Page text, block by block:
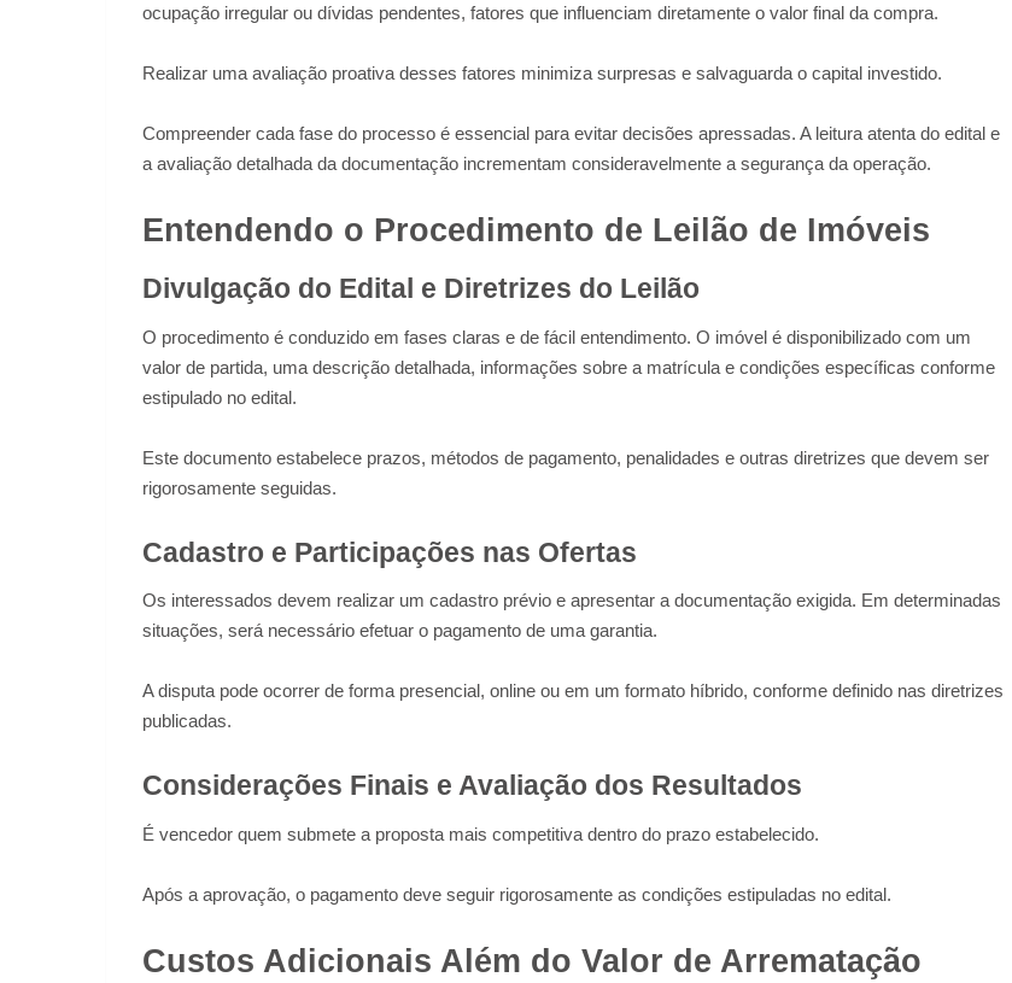
ocupação irregular ou dívidas pendentes, fatores que influenciam diretamente o valor final da compra.
Realizar uma avaliação proativa desses fatores minimiza surpresas e salvaguarda o capital investido.
Compreender cada fase do processo é essencial para evitar decisões apressadas. A leitura atenta do edital e
a avaliação detalhada da documentação incrementam consideravelmente a segurança da operação.
Entendendo o Procedimento de Leilão de Imóveis
Divulgação do Edital e Diretrizes do Leilão
O procedimento é conduzido em fases claras e de fácil entendimento. O imóvel é disponibilizado com um
valor de partida, uma descrição detalhada, informações sobre a matrícula e condições específicas conforme
estipulado no edital.
Este documento estabelece prazos, métodos de pagamento, penalidades e outras diretrizes que devem ser
rigorosamente seguidas.
Cadastro e Participações nas Ofertas
Os interessados devem realizar um cadastro prévio e apresentar a documentação exigida. Em determinadas
situações, será necessário efetuar o pagamento de uma garantia.
A disputa pode ocorrer de forma presencial, online ou em um formato híbrido, conforme definido nas diretrizes
publicadas.
Considerações Finais e Avaliação dos Resultados
É vencedor quem submete a proposta mais competitiva dentro do prazo estabelecido.
Após a aprovação, o pagamento deve seguir rigorosamente as condições estipuladas no edital.
Custos Adicionais Além do Valor de Arrematação